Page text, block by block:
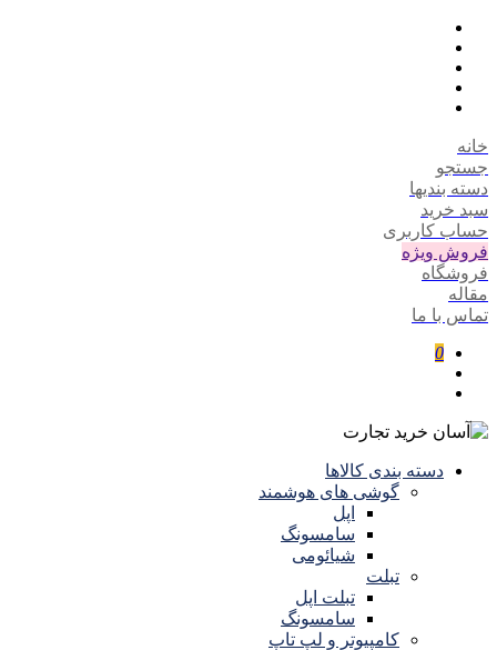
خانه
جستجو
دسته بندیها
سبد خرید
حساب کاربری
فروش ویژه
فروشگاه
مقاله
تماس با ما
0
دسته بندی کالاها
گوشی های هوشمند
اپل
سامسونگ
شیائومی
تبلت
تبلت اپل
سامسونگ
کامپیوتر و لپ تاپ